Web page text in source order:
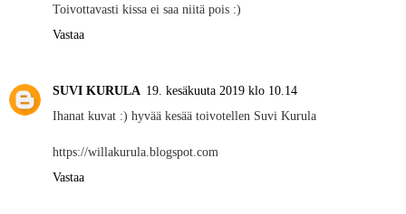
Toivottavasti kissa ei saa niitä pois :)
Vastaa
SUVI KURULA 19. kesäkuuta 2019 klo 10.14
Ihanat kuvat :) hyvää kesää toivotellen Suvi Kurula
https://willakurula.blogspot.com
Vastaa